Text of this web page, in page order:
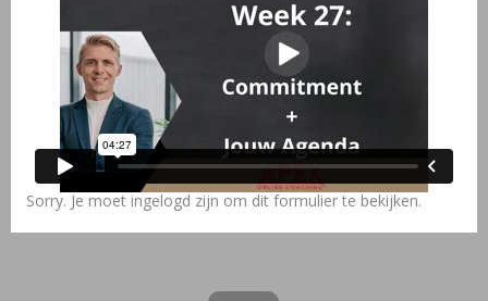
Sorry. Je moet ingelogd zijn om dit formulier te bekijken.